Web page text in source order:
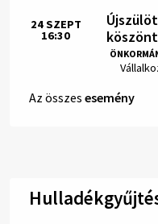
Hely:
Idő:
24SZEPT
16:30
Az összes esemény